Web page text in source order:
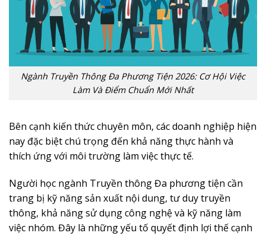
Ngành Truyền Thông Đa Phương Tiện 2026: Cơ Hội Việc
Làm Và Điểm Chuẩn Mới Nhất
Bên cạnh kiến thức chuyên môn, các doanh nghiệp hiện
nay đặc biệt chú trọng đến khả năng thực hành và
thích ứng với môi trường làm việc thực tế.
Người học ngành Truyền thông Đa phương tiện cần
trang bị kỹ năng sản xuất nội dung, tư duy truyền
thông, khả năng sử dụng công nghệ và kỹ năng làm
việc nhóm. Đây là những yếu tố quyết định lợi thế cạnh